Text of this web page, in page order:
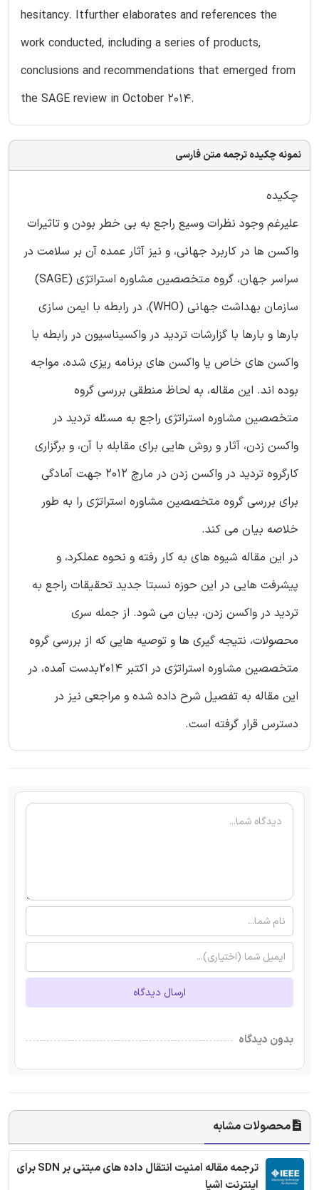
hesitancy. Itfurther elaborates and references the
work conducted, including a series of products,
conclusions and recommendations that emerged from
the SAGE review in October 2014.
نمونه چکیده ترجمه متن فارسی
چکیده
علیرغم وجود نظرات وسیع راجع به بی خطر بودن و تاثیرات
واکسن ها در کاربرد جهانی، و نیز آثار عمده آن بر سلامت در
سراسر جهان، گروه متخصصین مشاوره استراتژی (SAGE)
سازمان بهداشت جهانی (WHO)، در رابطه با ایمن سازی
بارها و بارها با گزارشات تردید در واکسیناسیون در رابطه با
واکسن های خاص یا واکسن های برنامه ریزی شده، مواجه
بوده اند. این مقاله، به لحاظ منطقی بررسی گروه
متخصصین مشاوره استراتژی راجع به مسئله تردید در
واکسن زدن، آثار و روش هایی برای مقابله با آن، و برگزاری
کارگروه تردید در واکسن زدن در مارچ 2012 جهت آمادگی
برای بررسی گروه متخصصین مشاوره استراتژی را به طور
خلاصه بیان می کند.
در این مقاله شیوه های به کار رفته و نحوه عملکرد، و
پیشرفت هایی در این حوزه نسبتا جدید تحقیقات راجع به
تردید در واکسن زدن، بیان می شود. از جمله سری
محصولات، نتیجه گیری ها و توصیه هایی که از بررسی گروه
متخصصین مشاوره استراتژی در اکتبر 2014بدست آمده، در
این مقاله به تفصیل شرح داده شده و مراجعی نیز در
دسترس قرار گرفته است.
ارسال دیدگاه
بدون دیدگاه
محصولات مشابه
ترجمه مقاله امنیت انتقال داده های مبتنی بر SDN برای
اینترنت اشیا